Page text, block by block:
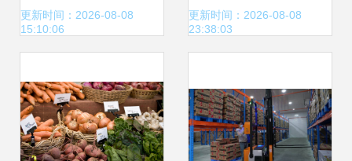
然舒缓了吗？
更新时间：2026-08-08
15:10:06
用情况专项检查，
全
更新时间：2026-08-08
23:38:03